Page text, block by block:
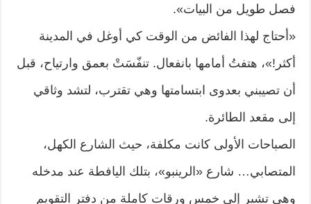
فصل طويل من البيات».
«أحتاج لهذا الفائض من الوقت كي أوغل في المدينة
أكثر!»، هتفتُ أمامها بانفعال. تنفّسَتْ بعمق وارتياح، قبل
أن تصيبني بعدوى ابتسامتها وهي تقترب، لتشد وثاقي
إلى مقعد الطائرة.
الصباحات الأولى كانت مكلفة، حيث الشارع الكهل،
المتصابي… شارع «الرينبو»، بتلك اليافطة عند مدخله
وهي تشير إلى خمس ورقات كاملة من دفتر التقويم